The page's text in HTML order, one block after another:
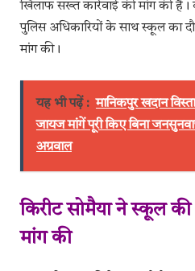
खिलाफ सख्त कार्रवाई की मांग की है।
पुलिस अधिकारियों के साथ स्कूल का
मांग की।
यह भी पढ़ें : मानिकपुर खदान
जायज मांगें पूरी किए बिना
अग्रवाल
किरीट सोमैया ने स्कूल की
मांग की